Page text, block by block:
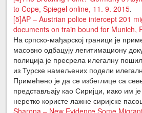
to Cope, Spiegel online, 11. 9. 2015.
[5]AP – Austrian police intercept 201
documents on train bound for Munich,
На српско-мађарској граници је
масовно одбацују легитимациону
полиција је пресрела илегалну
из Турске намељених подели
Примећено је да се избеглице са
представљају као Сиријци, иако им
неретко користе лажне сиријске
Sharona – New Evidence Some